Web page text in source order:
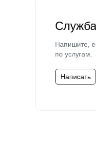
Напишите,
по услугам.
Написать